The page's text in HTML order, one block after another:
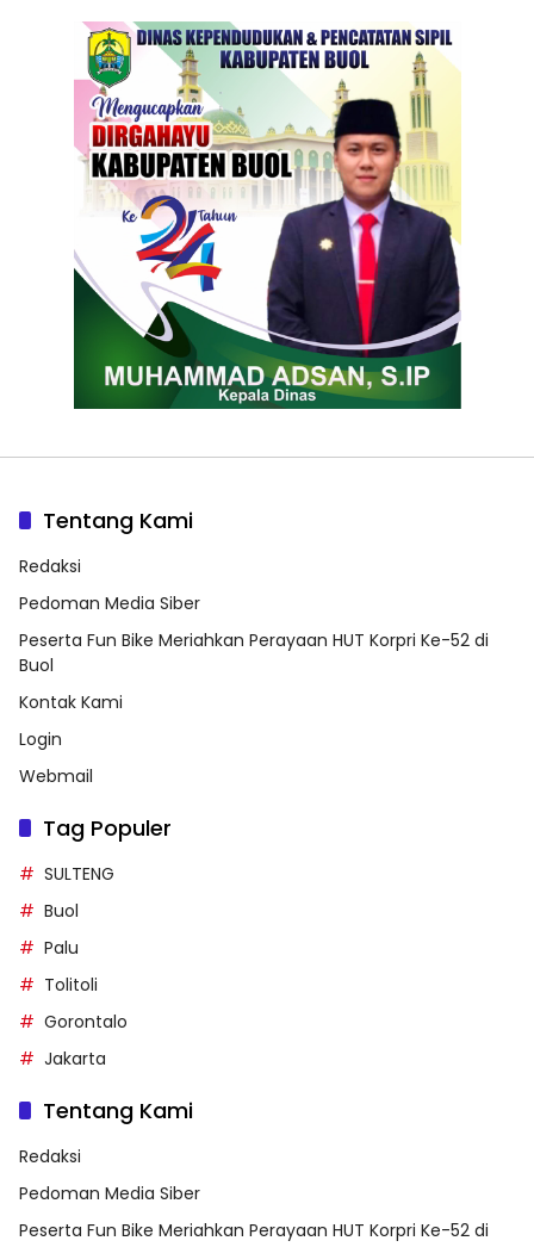
Tentang Kami
Redaksi
Pedoman Media Siber
Peserta Fun Bike Meriahkan Perayaan HUT Korpri Ke-52 di
Buol
Kontak Kami
Login
Webmail
Tag Populer
SULTENG
Buol
Palu
Tolitoli
Gorontalo
Jakarta
Tentang Kami
Redaksi
Pedoman Media Siber
Peserta Fun Bike Meriahkan Perayaan HUT Korpri Ke-52 di